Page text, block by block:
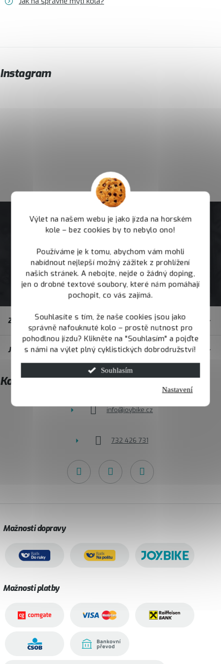
Výlet na našem webu je jako jízda na horském
kole – bez cookies by to nebylo ono!
Používáme je k tomu, abychom vám mohli
nabídnout nejlepší možný zážitek z prohlížení
našich stránek. A nebojte, nejde o žádný doping,
jen o drobné textové soubory, které nám pomáhají
pochopit, co vás zajímá.
Souhlasíte s tím, že naše cookies jsou jako
správně nafouknuté kolo – prostě nutnost pro
pohodlnou jízdu? Klikněte na "Souhlasím" a pojďte
s námi na výlet plný cyklistických dobrodružství!
Souhlasím
Nastavení
Instagram
t
í
Zákaznický servis
JOY.BIKE
Kontakt
info@joybike.cz
732 426 731
Možnosti dopravy
Možnosti platby